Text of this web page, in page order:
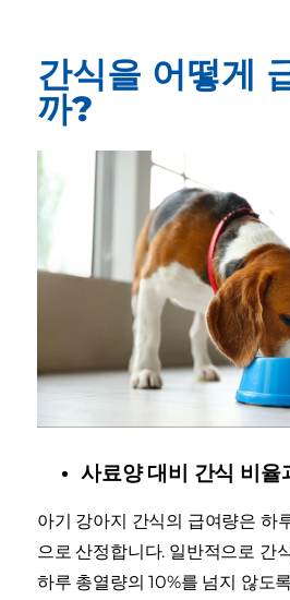
간식을 어떻게
까?
사료양 대비 간식 비율
아기 강아지 간식의 급여량은 하
으로 산정합니다. 일반적으로 간
하루 총열량의 10%를 넘지 않도